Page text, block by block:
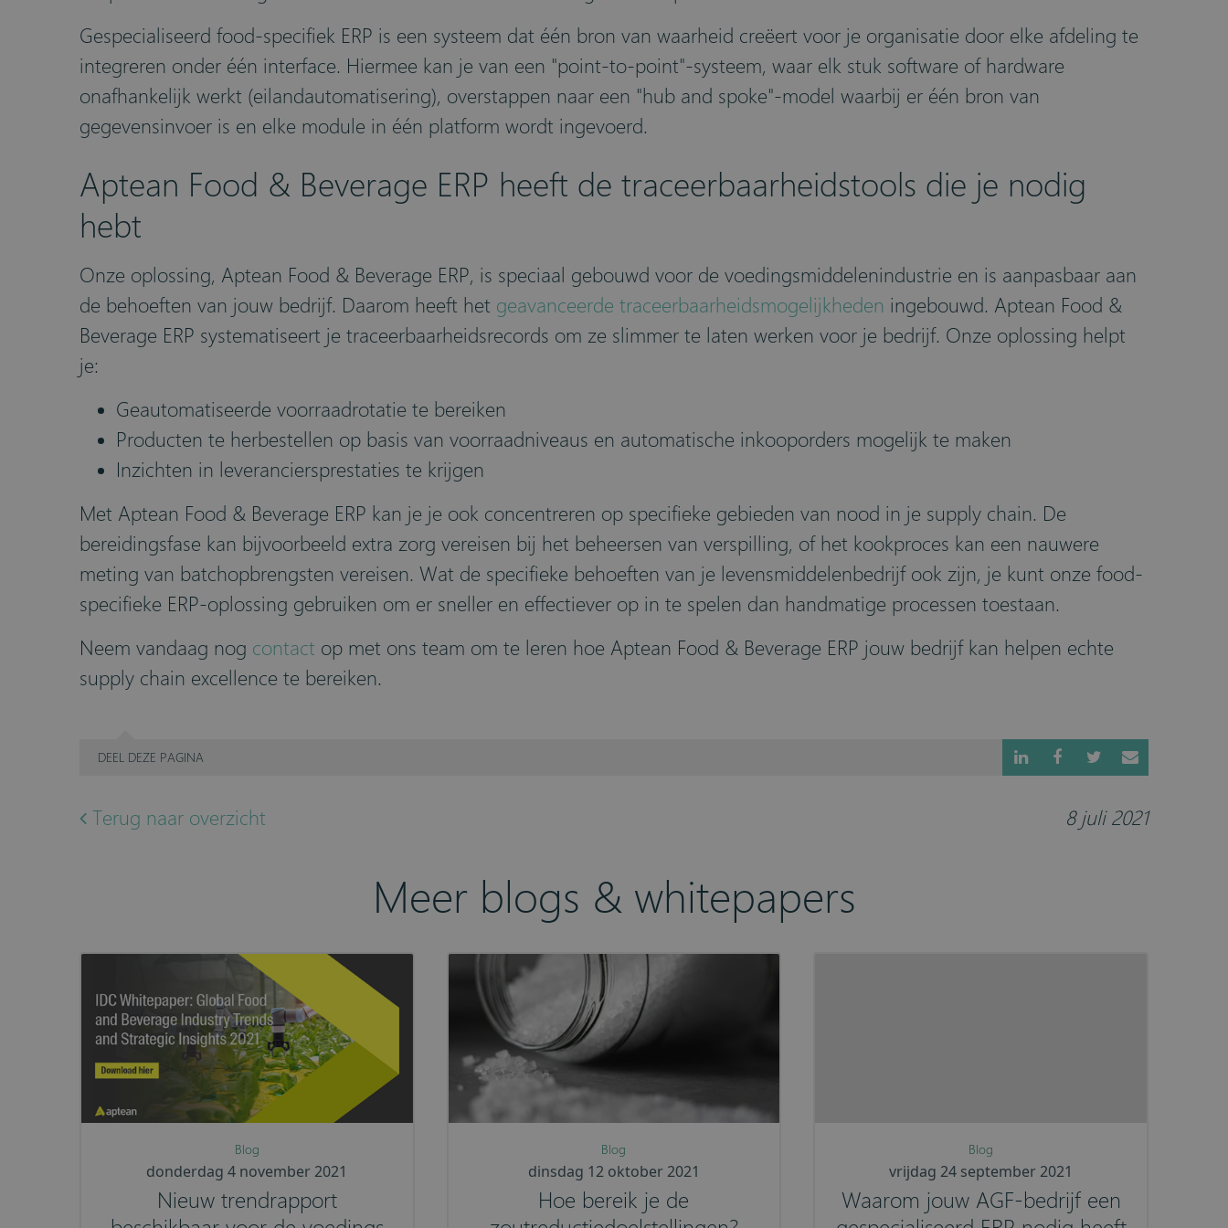
Gespecialiseerd food-specifiek ERP is een systeem dat één bron van waarheid creëert voor je organisatie door elke afdeling te
integreren onder één interface. Hiermee kan je van een "point-to-point"-systeem, waar elk stuk software of hardware
onafhankelijk werkt (eilandautomatisering), overstappen naar een "hub and spoke"-model waarbij er één bron van
gegevensinvoer is en elke module in één platform wordt ingevoerd.
Aptean Food & Beverage ERP heeft de traceerbaarheidstools die je nodig
hebt
Onze oplossing, Aptean Food & Beverage ERP, is speciaal gebouwd voor de voedingsmiddelenindustrie en is aanpasbaar aan
de behoeften van jouw bedrijf. Daarom heeft het geavanceerde traceerbaarheidsmogelijkheden ingebouwd. Aptean Food &
Beverage ERP systematiseert je traceerbaarheidsrecords om ze slimmer te laten werken voor je bedrijf. Onze oplossing helpt
je:
Geautomatiseerde voorraadrotatie te bereiken
Producten te herbestellen op basis van voorraadniveaus en automatische inkooporders mogelijk te maken
Inzichten in leveranciersprestaties te krijgen
Met Aptean Food & Beverage ERP kan je je ook concentreren op specifieke gebieden van nood in je supply chain. De
bereidingsfase kan bijvoorbeeld extra zorg vereisen bij het beheersen van verspilling, of het kookproces kan een nauwere
meting van batchopbrengsten vereisen. Wat de specifieke behoeften van je levensmiddelenbedrijf ook zijn, je kunt onze food-
specifieke ERP-oplossing gebruiken om er sneller en effectiever op in te spelen dan handmatige processen toestaan.
Neem vandaag nog contact op met ons team om te leren hoe Aptean Food & Beverage ERP jouw bedrijf kan helpen echte
supply chain excellence te bereiken.
DEEL DEZE PAGINA
8 juli 2021
Terug naar overzicht
Meer blogs & whitepapers
Blog
donderdag 4 november 2021
Nieuw trendrapport
Blog
dinsdag 12 oktober 2021
Hoe bereik je de
Blog
vrijdag 24 september 2021
Waarom jouw AGF-bedrijf een